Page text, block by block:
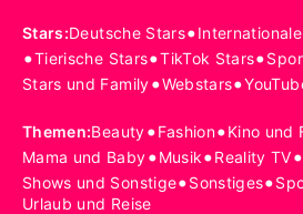
Stars:Deutsche Stars•
•Tierische Stars•TikTok Stars•
Stars und Family•Webstars•
Themen:Beauty•Fashion•Kino und
Mama und Baby•Musik•Reality TV•
Shows und Sonstige•Sonstiges•
Urlaub und Reise